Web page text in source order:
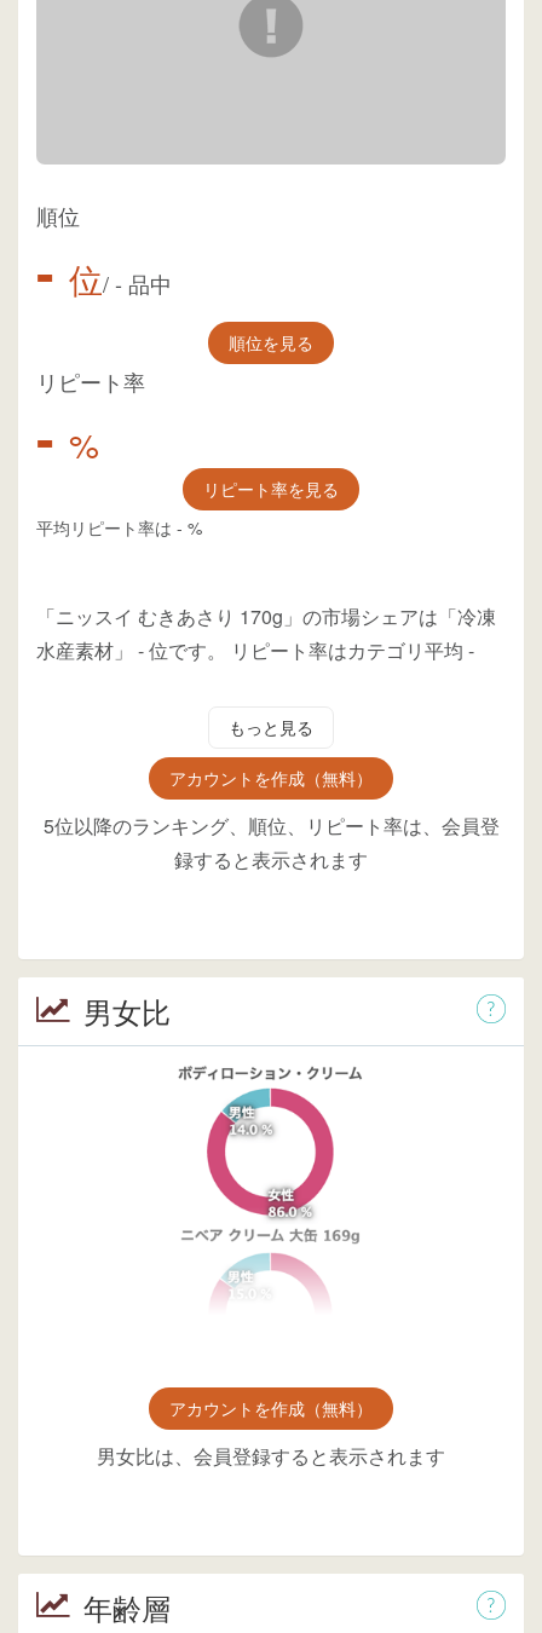
順位
- 位/- 品中
順位を見る
リピート率
- %
リピート率を見る
平均リピート率は - %
「ニッスイ むきあさり 170g」の市場シェアは「冷凍
水産素材」 -位です。 リピート率はカテゴリ平均 -
もっと見る
アカウントを作成（無料）
5位以降のランキング、順位、リピート率は、会員登
録すると表示されます
男女比
アカウントを作成（無料）
男女比は、会員登録すると表示されます
年齢層